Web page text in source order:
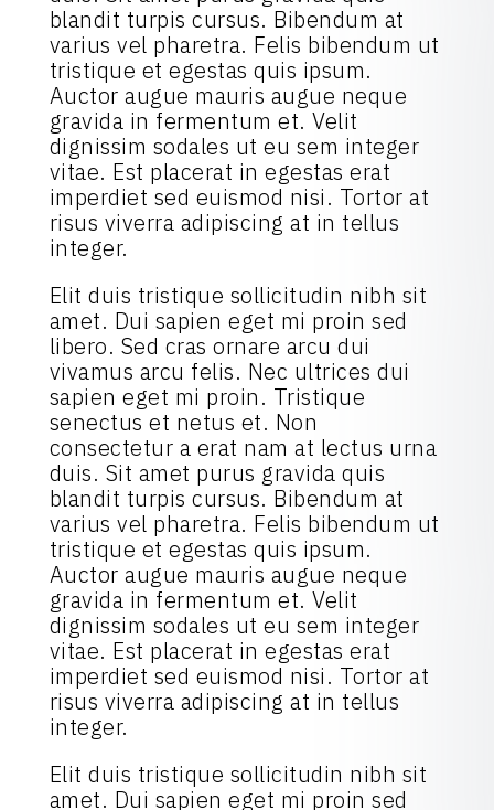
blandit turpis cursus. Bibendum at
varius vel pharetra. Felis bibendum ut
tristique et egestas quis ipsum.
Auctor augue mauris augue neque
gravida in fermentum et. Velit
dignissim sodales ut eu sem integer
vitae. Est placerat in egestas erat
imperdiet sed euismod nisi. Tortor at
risus viverra adipiscing at in tellus
integer.
Elit duis tristique sollicitudin nibh sit
amet. Dui sapien eget mi proin sed
libero. Sed cras ornare arcu dui
vivamus arcu felis. Nec ultrices dui
sapien eget mi proin. Tristique
senectus et netus et. Non
consectetur a erat nam at lectus urna
duis. Sit amet purus gravida quis
blandit turpis cursus. Bibendum at
varius vel pharetra. Felis bibendum ut
tristique et egestas quis ipsum.
Auctor augue mauris augue neque
gravida in fermentum et. Velit
dignissim sodales ut eu sem integer
vitae. Est placerat in egestas erat
imperdiet sed euismod nisi. Tortor at
risus viverra adipiscing at in tellus
integer.
Elit duis tristique sollicitudin nibh sit
amet. Dui sapien eget mi proin sed